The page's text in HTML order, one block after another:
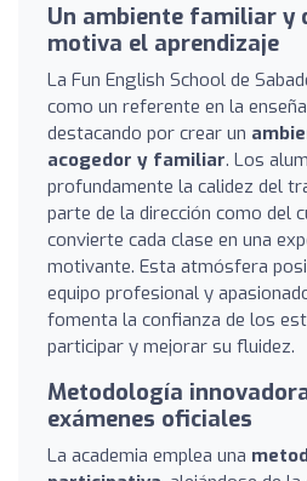
Un ambiente familiar y
motiva el aprendizaje
La Fun English School de
como un referente en la
destacando por crear un
acogedor y familiar. Los
profundamente la calidez del
parte de la dirección como del
convierte cada clase en una
motivante. Esta atmósfera
equipo profesional y
fomenta la confianza de los
participar y mejorar su fluidez.
Metodología
exámenes oficiales
La academia emplea una